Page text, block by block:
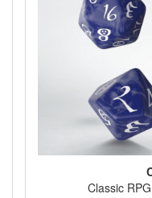
Classic